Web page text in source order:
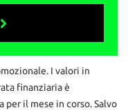
pertanto le informazioni
I valori in
finanziaria è
per il mese in corso. Salvo